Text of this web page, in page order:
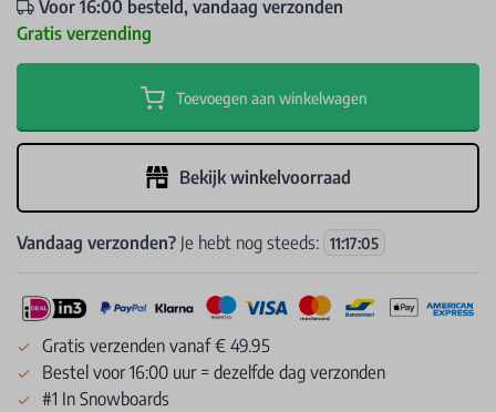
Voor 16:00 besteld, vandaag verzonden
Gratis verzending
Toevoegen aan winkelwagen
Bekijk winkelvoorraad
Vandaag verzonden? Je hebt nog steeds: 11:17:05
Gratis verzenden vanaf € 49.95
Bestel voor 16:00 uur = dezelfde dag verzonden
#1 In Snowboards